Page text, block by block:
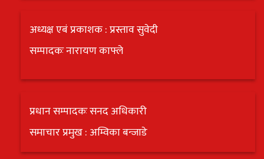
अध्यक्ष एबं प्रकाशक : प्रस्ताव सुवेदी
सम्पादकः नारायण काफ्ले
प्रधान सम्पादकः सनद अधिकारी
समाचार प्रमुख : अम्विका बन्जाडे